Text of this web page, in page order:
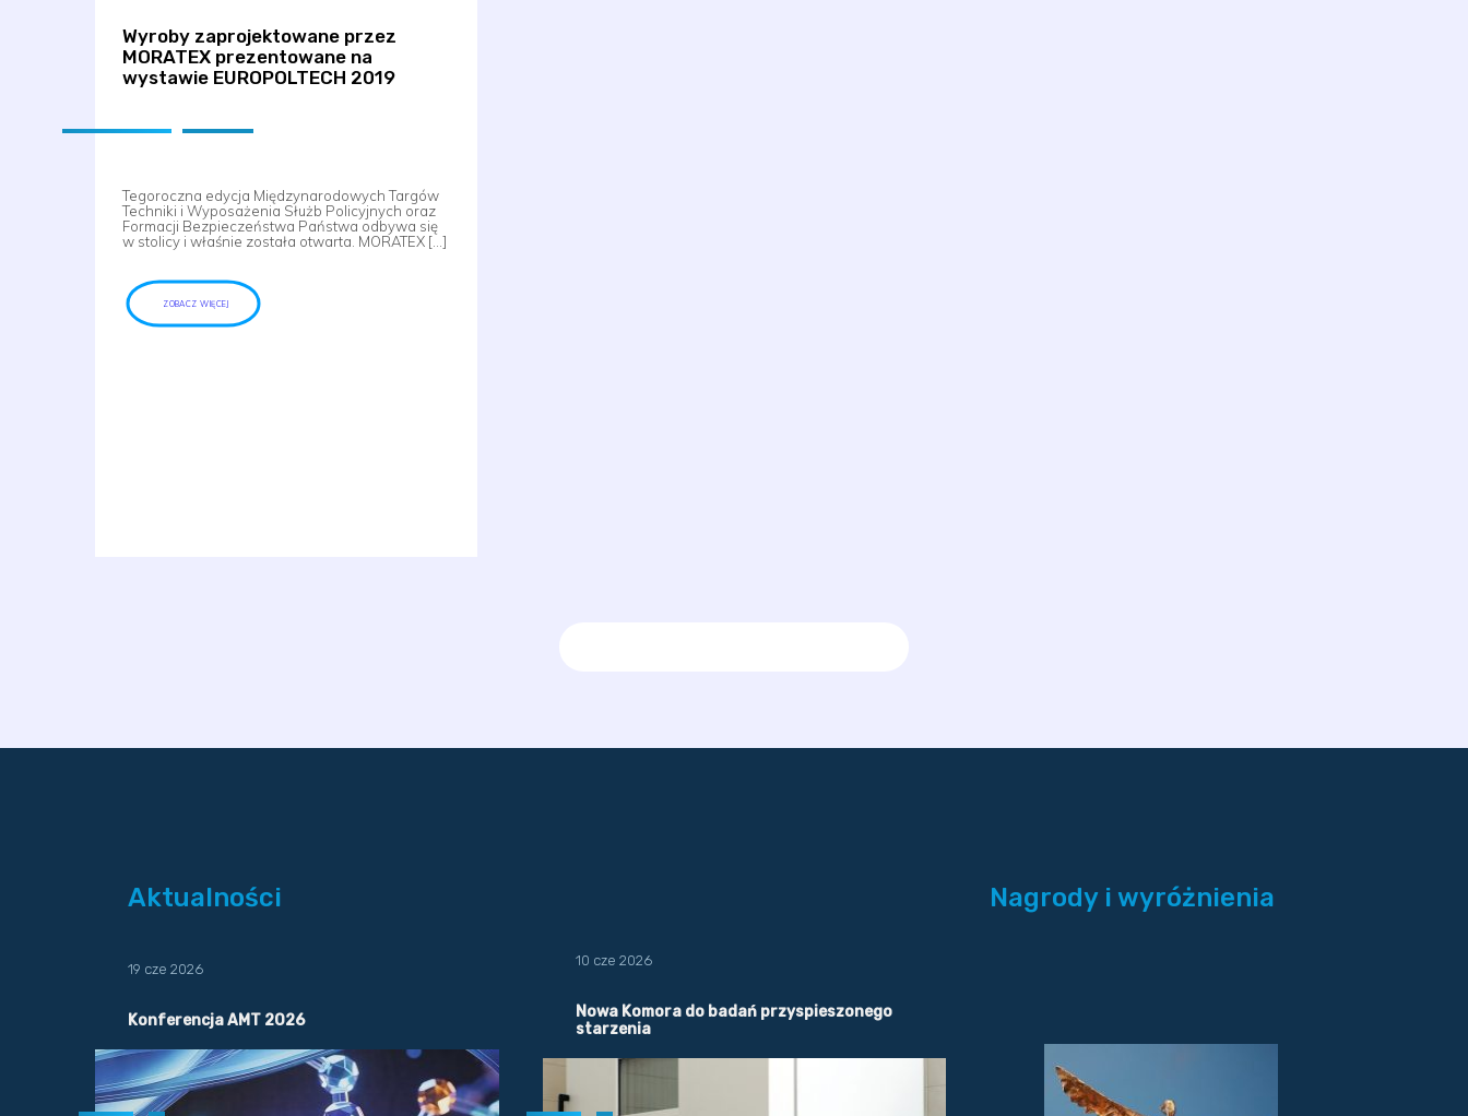
Wyroby zaprojektowane przez
MORATEX prezentowane na
wystawie EUROPOLTECH 2019
Tegoroczna edycja Międzynarodowych Targów
Techniki i Wyposażenia Służb Policyjnych oraz
Formacji Bezpieczeństwa Państwa odbywa się
w stolicy i właśnie została otwarta. MORATEX […]
ZOBACZ WIĘCEJ
Aktualności
19 cze 2026
Konferencja AMT 2026
10 cze 2026
Nowa Komora do badań przyspieszonego
starzenia
Nagrody i wyróżnienia